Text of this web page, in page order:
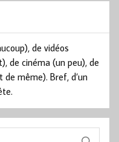
de vidéos
de cinéma (un peu), de
même). Bref, d’un